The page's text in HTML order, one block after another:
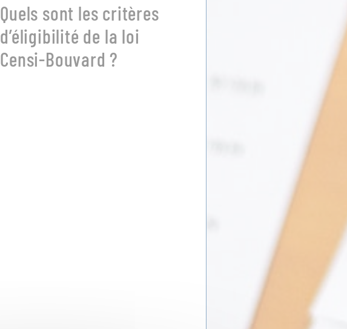
Quels sont les critères
d’éligibilité de la loi
Censi-Bouvard ?